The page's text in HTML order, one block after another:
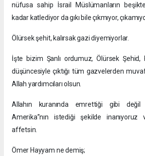
nüfusa sahip İsrail Müslümanların
kadar katlediyor da gıkı bile çıkmıyor,
Ölürsek şehit, kalırsak gazi diyemiyorlar.
İşte bizim Şanlı ordumuz, Ölürsek Şehid,
düşüncesiyle çıktığı tüm gazvelerden
Allah yardımcıları olsun.
Allahın kuranında emrettiği gibi
Amerika”nın istediği şekilde inanıyoruz
affetsin.
Ömer Hayyam ne demiş;